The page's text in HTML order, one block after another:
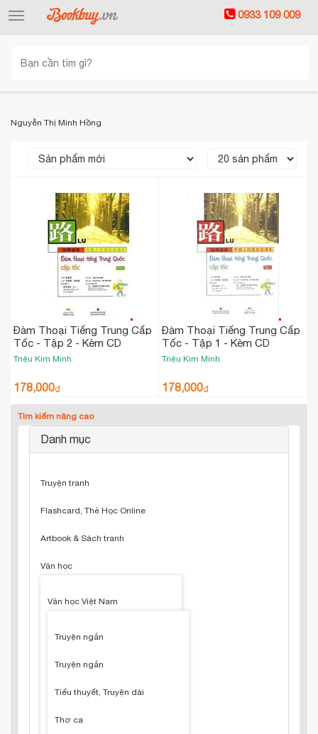
Toggle
0933 109 009
Nguyễn Thị Minh Hồng
Đàm Thoại Tiếng Trung Cấp
Tốc - Tập 2 - Kèm CD
Triệu Kim Minh
178,000₫
Đàm Thoại Tiếng Trung Cấp
Tốc - Tập 1 - Kèm CD
Triệu Kim Minh
178,000₫
Tìm kiếm nâng cao
Danh mục
Truyện tranh
Flashcard, Thẻ Học Online
Artbook & Sách tranh
Văn học
Văn học Việt Nam
Truyện ngắn
Truyện ngắn
Tiểu thuyết, Truyện dài
Thơ ca